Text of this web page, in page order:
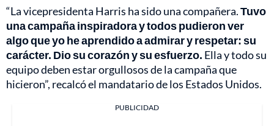
“La vicepresidenta Harris ha sido una compañera.Tuvo
una campaña inspiradora y todos pudieron ver
algo que yo he aprendido a admirar y respetar: su
carácter. Dio su corazón y su esfuerzo. Ella y todo su
equipo deben estar orgullosos de la campaña que
hicieron”, recalcó el mandatario de los Estados Unidos.
PUBLICIDAD